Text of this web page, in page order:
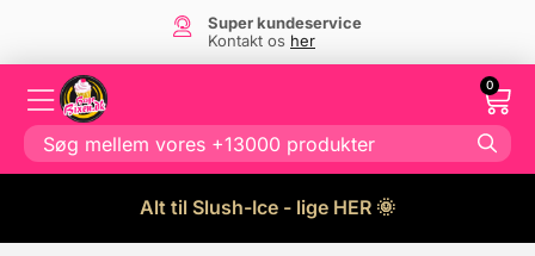
Super kundeservice
Kontakt os her
0
Alt til Slush-Ice - lige HER 🌞